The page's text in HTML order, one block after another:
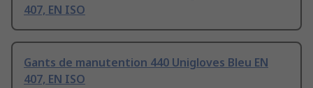
407, EN ISO
Gants de manutention 440 Unigloves Bleu EN
407, EN ISO